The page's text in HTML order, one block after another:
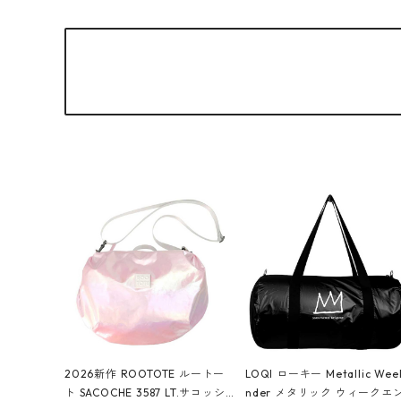
2026新作 ROOTOTE ルートー
ト SACOCHE 3587 LT.サコッシ
LOQI ローキー Metallic
nder メタリック ウィークエ